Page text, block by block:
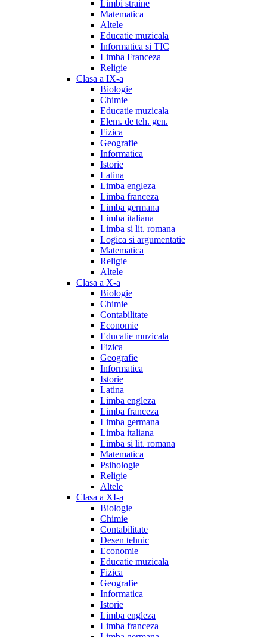
Limbi straine
Matematica
Altele
Educatie muzicala
Informatica si TIC
Limba Franceza
Religie
Clasa a IX-a
Biologie
Chimie
Educatie muzicala
Elem. de teh. gen.
Fizica
Geografie
Informatica
Istorie
Latina
Limba engleza
Limba franceza
Limba germana
Limba italiana
Limba si lit. romana
Logica si argumentatie
Matematica
Religie
Altele
Clasa a X-a
Biologie
Chimie
Contabilitate
Economie
Educatie muzicala
Fizica
Geografie
Informatica
Istorie
Latina
Limba engleza
Limba franceza
Limba germana
Limba italiana
Limba si lit. romana
Matematica
Psihologie
Religie
Altele
Clasa a XI-a
Biologie
Chimie
Contabilitate
Desen tehnic
Economie
Educatie muzicala
Fizica
Geografie
Informatica
Istorie
Limba engleza
Limba franceza